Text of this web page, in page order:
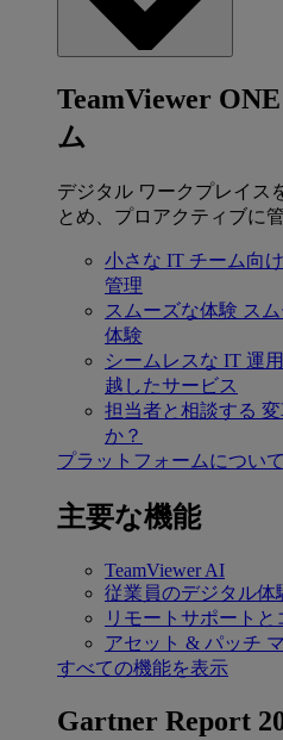
TeamViewer
ム
デジタル ワークプレイス
とめ、プロアクティブに
小さな IT チーム向け
管理
スムーズな体験 ス
体験
シームレスな IT 運用
越したサービス
担当者と相談する
か？
プラットフォームについて
主要な機能
TeamViewer AI
従業員のデジタル体
リモートサポートと
アセット & パッチ
すべての機能を表示
Gartner Report